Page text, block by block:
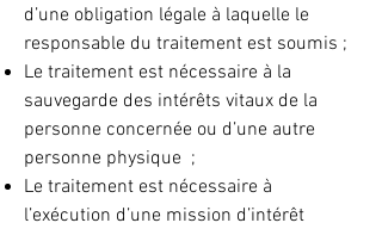
d’une obligation légale à laquelle le
responsable du traitement est soumis ;
Le traitement est nécessaire à la
sauvegarde des intérêts vitaux de la
personne concernée ou d’une autre
personne physique ;
Le traitement est nécessaire à
l’exécution d’une mission d’intérêt